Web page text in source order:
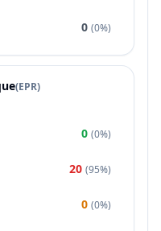
0 (0%)
(EPR)
0 (0%)
20 (95%)
0 (0%)